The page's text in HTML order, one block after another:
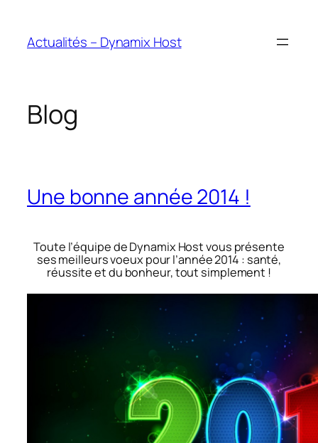
contenu
Actualités – Dynamix Host
Blog
Une bonne année 2014 !
Toute l’équipe de Dynamix Host vous présente
ses meilleurs voeux pour l’année 2014 : santé,
réussite et du bonheur, tout simplement !